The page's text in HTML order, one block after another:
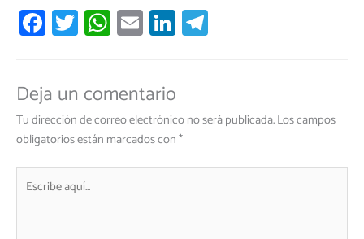
Fa
ce
o
ok
T
wi
er
W
h
sA
p
p
E
m
ail
Li
nk
n a
Deja un comentario
Tu dirección de correo electrónico no será publicada.Los campos
obligatorios están marcados con*
Escribe
aquí...